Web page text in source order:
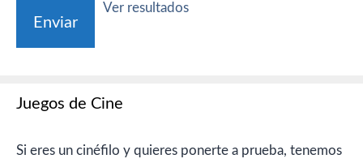
Ver resultados
Juegos de Cine
Si eres un cinéfilo y quieres ponerte a prueba, tenemos